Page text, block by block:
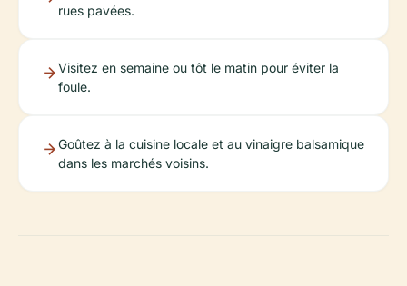
rues pavées.
Visitez en semaine ou tôt le matin pour éviter la
foule.
Goûtez à la cuisine locale et au vinaigre balsamique
dans les marchés voisins.